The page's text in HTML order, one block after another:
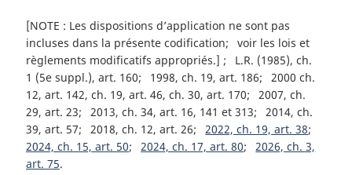
[NOTE : Les dispositions d’application ne sont pas
incluses dans la présente codification
voir les lois et
règlements modificatifs appropriés.]
L.R. (1985), ch.
1 (5e suppl.), art. 160
1998, ch. 19, art. 186
2000 ch.
12, art. 142, ch. 19, art. 46, ch. 30, art. 170
2007, ch.
29, art. 23
2013, ch. 34, art. 16, 141 et 313
2014, ch.
39, art. 57
2018, ch. 12, art. 26
2022, ch. 19, art. 38
2024, ch. 15, art. 50
2024, ch. 17, art. 80
2026, ch. 3,
art. 75